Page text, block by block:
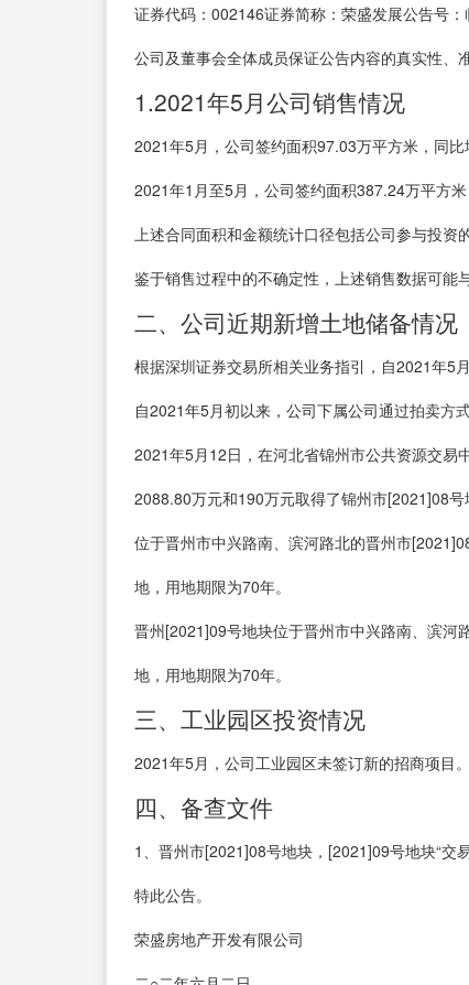
证券代码：002146证券简称：荣盛发展公告号
公司及董事会全体成员保证公告内容的真实性、
1.2021年5月公司销售情况
2021年5月，公司签约面积97.03万平方米，同
2021年1月至5月，公司签约面积387.24万平方
上述合同面积和金额统计口径包括公司参与投资
鉴于销售过程中的不确定性，上述销售数据可能
二、公司近期新增土地储备情况
根据深圳证券交易所相关业务指引，自2021年5
自2021年5月初以来，公司下属公司通过拍卖方
2021年5月12日，在河北省锦州市公共资源交易
2088.80万元和190万元取得了锦州市[2021]08
位于晋州市中兴路南、滨河路北的晋州市
地，用地期限为70年。
晋州[2021]09号地块位于晋州市中兴路南、滨
地，用地期限为70年。
三、工业园区投资情况
2021年5月，公司工业园区未签订新的招商项目。
四、备查文件
1、晋州市[2021]08号地块，[2021]09号地块“交易
特此公告。
荣盛房地产开发有限公司